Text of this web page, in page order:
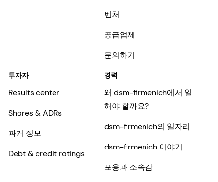
벤처
공급업체
문의하기
투자자
Results center
Shares & ADRs
과거 정보
Debt & credit ratings
경력
왜 dsm-firmenich에서 일
해야 할까요?
dsm-firmenich의 일자리
dsm-firmenich 이야기
포용과 소속감